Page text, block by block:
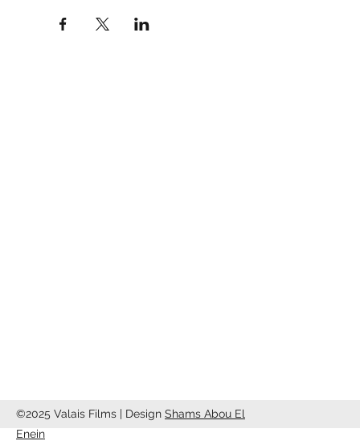
©2025 Valais Films | Design Shams Abou El
Enein